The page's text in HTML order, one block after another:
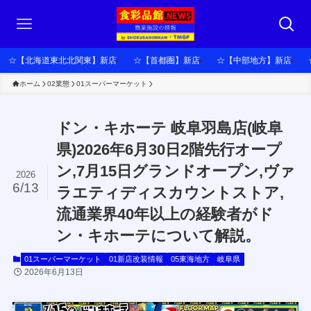
☆【北海道東北北関東】新店 ☆【首都圏】新店 ☆【中部地方】新店
ホーム 02業態 01スーパーマーケット
ドン・キホーテ 岐阜羽島店(岐阜
県)2026年6月30日2階先行オープ
ン,7月15日グランドオープン,ヴァ
ラエティディスカウントストア,
流通業界40年以上の経験者がド
ン・キホーテについて解説。
2026
6/13
01スーパーマーケット 01新店改装情報 05東海地方 岐阜県
2026年6月13日